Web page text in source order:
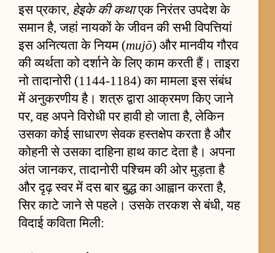
इस प्रकार, हेइके की कथाएक निरंतर उपदेश के
समान है, जहां नायकों के जीवन की सभी विपत्तियां
इस अनित्यता के नियम (mujō) और मानवीय गौरव
की व्यर्थता को दर्शाने के लिए काम करती हैं। ताइरा
नो तादानोरी (1144-1184) का मामला इस संबंध
में अनुकरणीय है। शत्रु द्वारा आक्रमण किए जाने
पर, वह अपने विरोधी पर हावी हो जाता है, लेकिन
उसका कोई साधारण सेवक हस्तक्षेप करता है और
कोहनी से उसका दाहिना हाथ काट देता है। अपना
अंत जानकर, तादानोरी पश्चिम की ओर मुड़ता है
और दृढ़ स्वर में दस बार बुद्ध का आह्वान करता है,
सिर काटे जाने से पहले। उसके तरकश से बंधी, यह
विदाई कविता मिली: